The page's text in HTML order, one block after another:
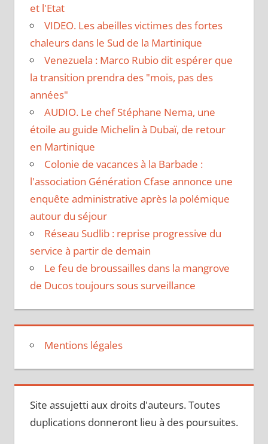
et l'Etat
VIDEO. Les abeilles victimes des fortes
chaleurs dans le Sud de la Martinique
Venezuela : Marco Rubio dit espérer que
la transition prendra des "mois, pas des
années"
AUDIO. Le chef Stéphane Nema, une
étoile au guide Michelin à Dubaï, de retour
en Martinique
Colonie de vacances à la Barbade :
l'association Génération Cfase annonce une
enquête administrative après la polémique
autour du séjour
Réseau Sudlib : reprise progressive du
service à partir de demain
Le feu de broussailles dans la mangrove
de Ducos toujours sous surveillance
Mentions légales
Site assujetti aux droits d'auteurs. Toutes
duplications donneront lieu à des poursuites.